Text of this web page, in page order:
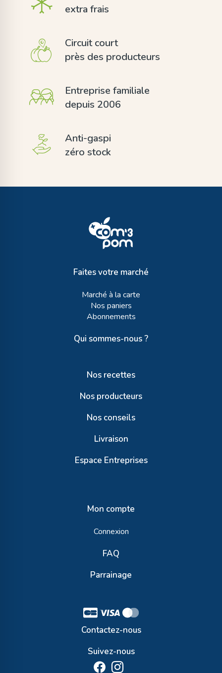
extra frais
Circuit court
près des producteurs
Entreprise familiale
depuis 2006
Anti-gaspi
zéro stock
Faites votre marché
Marché à la carte
Nos paniers
Abonnements
Qui sommes-nous ?
Nos recettes
Nos producteurs
Nos conseils
Livraison
Espace Entreprises
Mon compte
Connexion
FAQ
Parrainage
Contactez-nous
Suivez-nous